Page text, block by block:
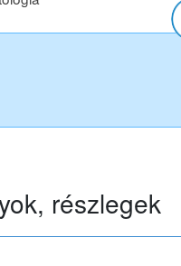
részlegek